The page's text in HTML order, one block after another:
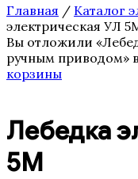
Главная / Каталог
электрическая УЛ
Вы отложили
ручным приводом»
корзины
Лебедка
5М